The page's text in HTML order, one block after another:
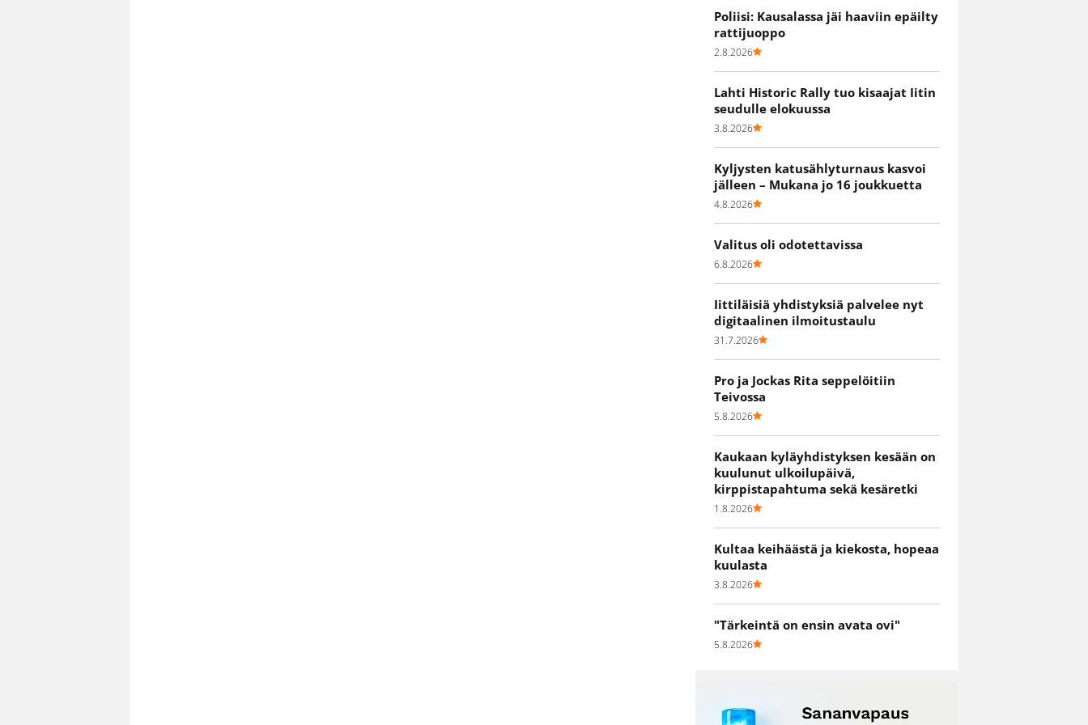
Poliisi: Kausalassa jäi haaviin epäilty
rattijuoppo
2.8.2026
Lahti Historic Rally tuo kisaajat Iitin
seudulle elokuussa
3.8.2026
Kyljysten katusählyturnaus kasvoi
jälleen – Mukana jo 16 joukkuetta
4.8.2026
Valitus oli odotettavissa
6.8.2026
Iittiläisiä yhdistyksiä palvelee nyt
digitaalinen ilmoitustaulu
31.7.2026
Pro ja Jockas Rita seppelöitiin
Teivossa
5.8.2026
Kaukaan kyläyhdistyksen kesään on
kuulunut ulkoilupäivä,
kirppistapahtuma sekä kesäretki
1.8.2026
Kultaa keihäästä ja kiekosta, hopeaa
kuulasta
3.8.2026
"Tärkeintä on ensin avata ovi"
5.8.2026